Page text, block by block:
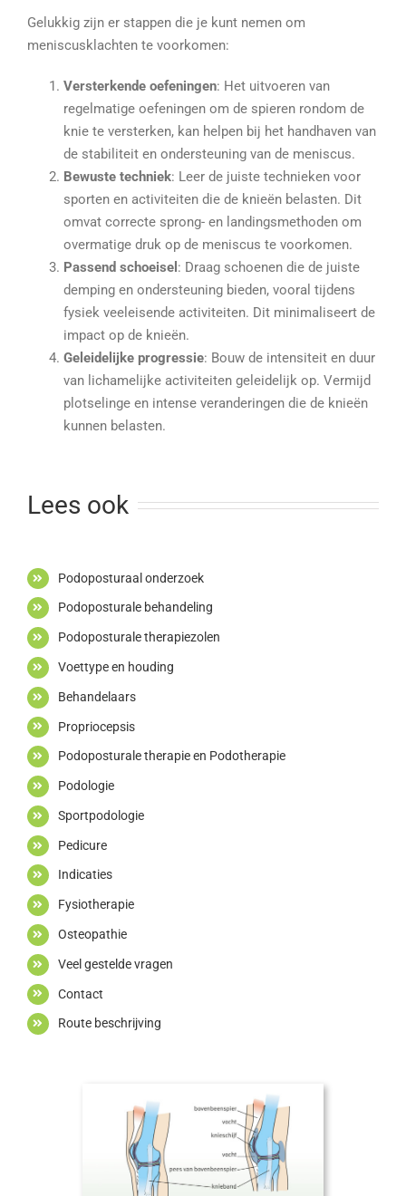
Gelukkig zijn er stappen die je kunt nemen om
meniscusklachten te voorkomen:
Versterkende oefeningen: Het uitvoeren van
regelmatige oefeningen om de spieren rondom de
knie te versterken, kan helpen bij het handhaven van
de stabiliteit en ondersteuning van de meniscus.
Bewuste techniek: Leer de juiste technieken voor
sporten en activiteiten die de knieën belasten. Dit
omvat correcte sprong- en landingsmethoden om
overmatige druk op de meniscus te voorkomen.
Passend schoeisel : Draag schoenen die de juiste
demping en ondersteuning bieden, vooral tijdens
fysiek veeleisende activiteiten. Dit minimaliseert de
impact op de knieën.
Geleidelijke progressie: Bouw de intensiteit en duur
van lichamelijke activiteiten geleidelijk op. Vermijd
plotselinge en intense veranderingen die de knieën
kunnen belasten.
Lees ook
Podoposturaal onderzoek
Podoposturale behandeling
Podoposturale therapiezolen
Voettype en houding
Behandelaars
Propriocepsis
Podoposturale therapie en Podotherapie
Podologie
Sportpodologie
Pedicure
Indicaties
Fysiotherapie
Osteopathie
Veel gestelde vragen
Contact
Route beschrijving